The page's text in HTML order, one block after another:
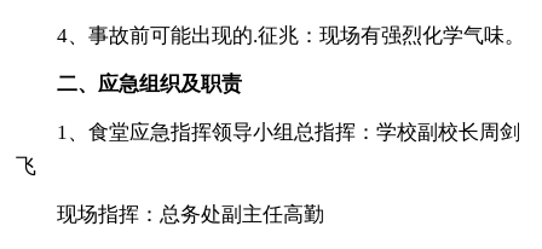
4、事故前可能出现的.征兆：现场有强烈化学气味。
二、应急组织及职责
1、食堂应急指挥领导小组总指挥：学校副校长周剑
飞
现场指挥：总务处副主任高勤